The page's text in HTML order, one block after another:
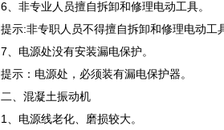
6、非专业人员擅自拆卸和修理电动工具。
提示:非专职人员不得擅自拆卸和修理电动工
7、电源处没有安装漏电保护。
提示：电源处，必须装有漏电保护器。
二、混凝土振动机
1、电源线老化、磨损较大。